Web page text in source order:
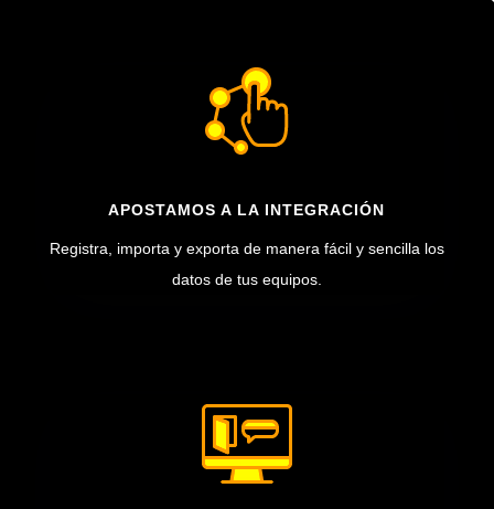
APOSTAMOS A LA INTEGRACIÓN
Registra, importa y exporta de manera fácil y sencilla los
datos de tus equipos.